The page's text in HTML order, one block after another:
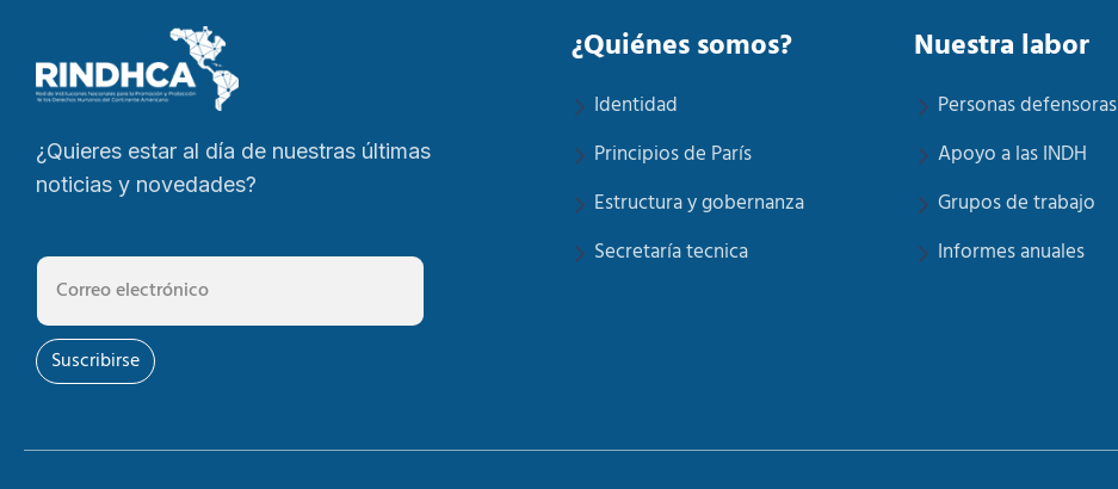
¿Quieres estar al día de nuestras últimas
noticias y novedades?
Suscribirse
¿Quiénes somos?
Identidad
Principios de París
Estructura y gobernanza
Secretaría tecnica
Nuestra labor
Personas defensoras
Apoyo a las INDH
Grupos de trabajo
Informes anuales